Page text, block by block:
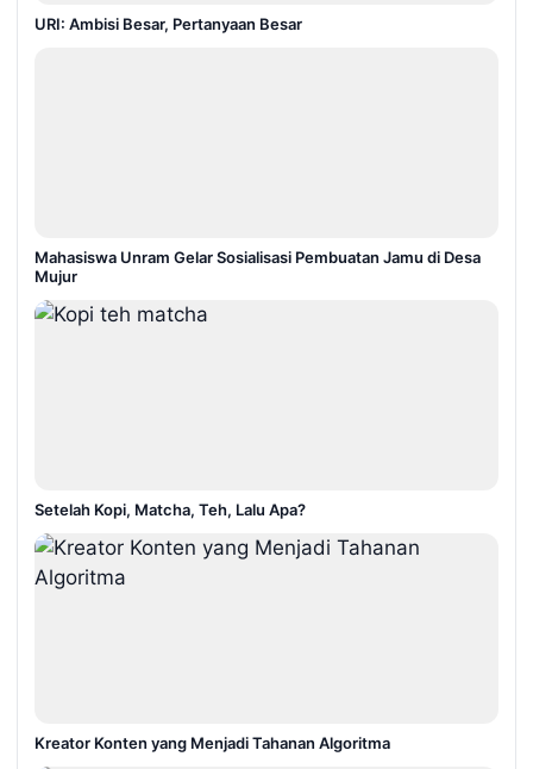
URI: Ambisi Besar, Pertanyaan Besar
Mahasiswa Unram Gelar Sosialisasi Pembuatan Jamu di Desa
Mujur
Setelah Kopi, Matcha, Teh, Lalu Apa?
Kreator Konten yang Menjadi Tahanan Algoritma